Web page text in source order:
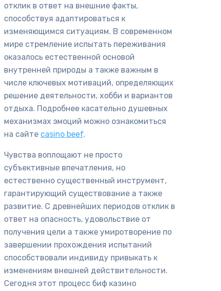
отклик в ответ на внешние факты,
способствуя адаптироваться к
изменяющимся ситуациям. В современном
мире стремление испытать переживания
оказалось естественной основой
внутренней природы а также важным в
числе ключевых мотиваций, определяющих
решение деятельности, хобби и вариантов
отдыха. Подробнее касательно душевных
механизмах эмоций можно ознакомиться
на сайте casino beef.
Чувства воплощают не просто
субъективные впечатления, но
естественно существенный инструмент,
гарантирующий существование а также
развитие. С древнейших периодов отклик в
ответ на опасность, удовольствие от
получения цели а также умиротворение по
завершении прохождения испытаний
способствовали индивиду привыкать к
изменениям внешней действительности.
Сегодня этот процесс биф казино